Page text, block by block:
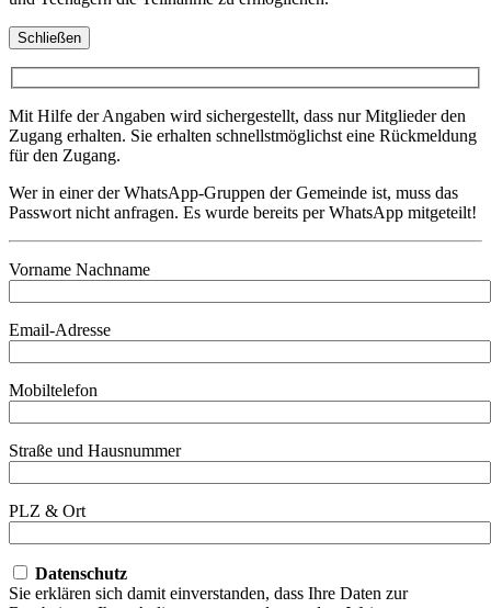
Schließen
Mit Hilfe der Angaben wird sichergestellt, dass nur Mitglieder den
Zugang erhalten. Sie erhalten schnellstmöglichst eine Rückmeldung
für den Zugang.
Wer in einer der WhatsApp-Gruppen der Gemeinde ist, muss das
Passwort nicht anfragen. Es wurde bereits per WhatsApp mitgeteilt!
Vorname Nachname
Email-Adresse
Mobiltelefon
Straße und Hausnummer
PLZ & Ort
Datenschutz
Sie erklären sich damit einverstanden, dass Ihre Daten zur